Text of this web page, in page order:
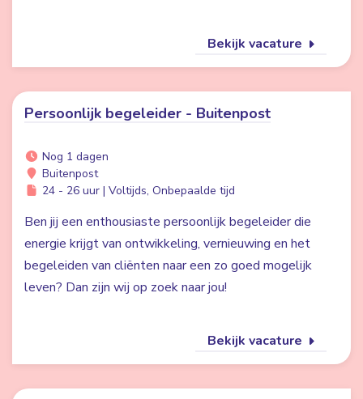
Bekijk vacature
Persoonlijk begeleider - Buitenpost
Nog 1 dagen
Buitenpost
24 - 26 uur | Voltijds, Onbepaalde tijd
Ben jij een enthousiaste persoonlijk begeleider die
energie krijgt van ontwikkeling, vernieuwing en het
begeleiden van cliënten naar een zo goed mogelijk
leven? Dan zijn wij op zoek naar jou!
Bekijk vacature